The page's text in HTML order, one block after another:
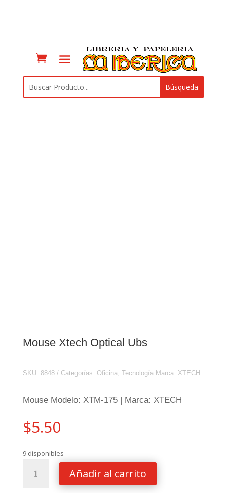
Mouse Xtech Optical Ubs
SKU: 8848 Categorías: Oficina Tecnología Marca: XTECH
Mouse Modelo: XTM-175 | Marca: XTECH
$5.50
9 disponibles
Xtech
Añadir al carrito